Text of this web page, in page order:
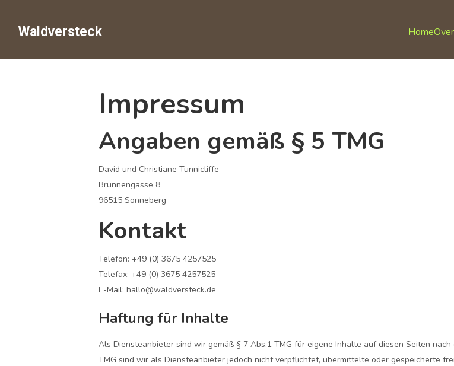
Waldversteck Home
Impressum
Angaben gemäß § 5 TMG
David und Christiane Tunnicliffe
Brunnengasse 8
96515 Sonneberg
Kontakt
Telefon: +49 (0) 3675 4257525
Telefax: +49 (0) 3675 4257525
E-Mail: hallo@waldversteck.de
Haftung für Inhalte
Als Diensteanbieter sind wir gemäß § 7 Abs.1 TMG für eigene Inhalte auf diesen Seiten
TMG sind wir als Diensteanbieter jedoch nicht verpflichtet, übermittelte oder gespeicherte